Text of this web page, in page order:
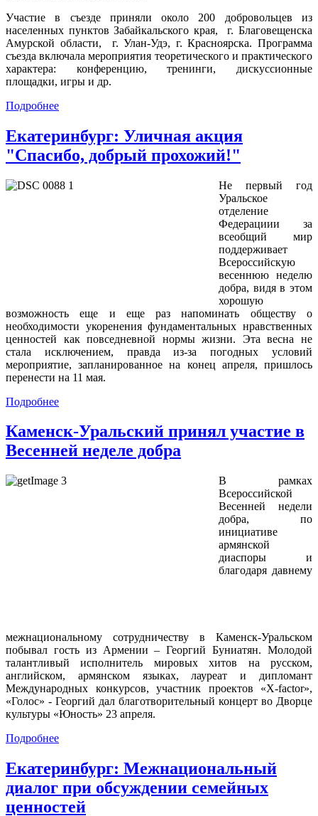
Участие в съезде приняли около 200 добровольцев из
населенных пунктов Забайкальского края, г. Благовещенска
Амурской области, г. Улан-Удэ, г. Красноярска. Программа
съезда включала мероприятия теоретического и практического
характера: конференцию, тренинги, дискуссионные
площадки, игры и др.
Подробнее
Екатеринбург: Уличная акция
"Спасибо, добрый прохожий!"
Не первый год
Уральское
отделение
Федерациии за
всеобщий мир
поддерживает
Всероссийскую
весеннюю неделю
добра, видя в этом
хорошую
возможность еще и еще раз напоминать обществу о
необходимости укоренения фундаментальных нравственных
ценностей как повседневной нормы жизни. Эта весна не
стала исключением, правда из-за погодных условий
мероприятие, запланированное на конец апреля, пришлось
перенести на 11 мая.
Подробнее
Каменск-Уральский принял участие в
Весенней неделе добра
В рамках
Всероссийской
Весенней недели
добра, по
инициативе
армянской
диаспоры и
благодаря давнему
межнациональному сотрудничеству в Каменск-Уральском
побывал гость из Армении – Георгий Буниатян. Молодой
талантливый исполнитель мировых хитов на русском,
английском, армянском языках, лауреат и дипломант
Международных конкурсов, участник проектов «X-factor»,
«Голос» - Георгий дал благотворительный концерт во Дворце
культуры «Юность» 23 апреля.
Подробнее
Екатеринбург: Межнациональный
диалог при обсуждении семейных
ценностей